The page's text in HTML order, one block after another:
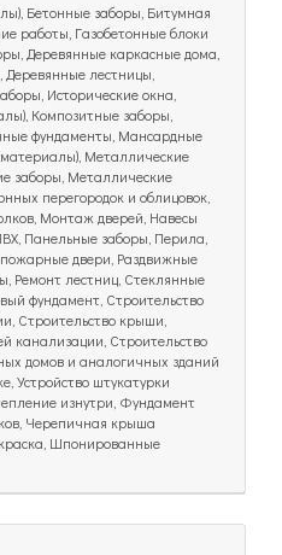
Бетонные заборы, Битумная
работы, Газобетонные блоки
Деревянные каркасные дома,
лестницы,
Исторические окна,
Композитные заборы,
фундаменты, Мансардные
Металлические
заборы, Металлические
перегородок и облицовок,
Монтаж дверей, Навесы
Панельные заборы, Перила,
двери, Раздвижные
Ремонт лестниц, Стеклянные
фундамент, Строительство
Строительство крыши,
канализации, Строительство
домов и аналогичных зданий
Устройство штукатурки
изнутри, Фундамент
Черепичная крыша
Шпонированные